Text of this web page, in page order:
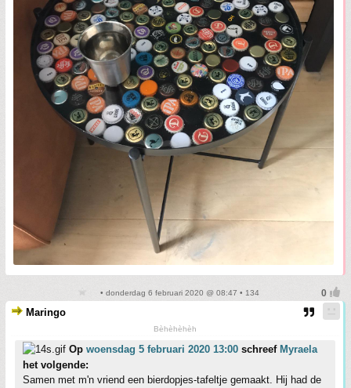
• donderdag 6 februari 2020 @ 08:47 • 134
Maringo
Bèhèhèhèh
Op woensdag 5 februari 2020 13:00 schreef Myraela
het volgende:
Samen met m'n vriend een bierdopjes-tafeltje gemaakt. Hij had de